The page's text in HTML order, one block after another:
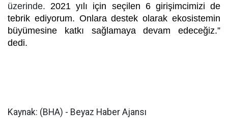
üzerinde. 2021 yılı için seçilen 6 girişimcimizi de
tebrik ediyorum. Onlara destek olarak ekosistemin
büyümesine katkı sağlamaya devam edeceğiz.”
dedi.
Kaynak: (BHA) - Beyaz Haber Ajansı